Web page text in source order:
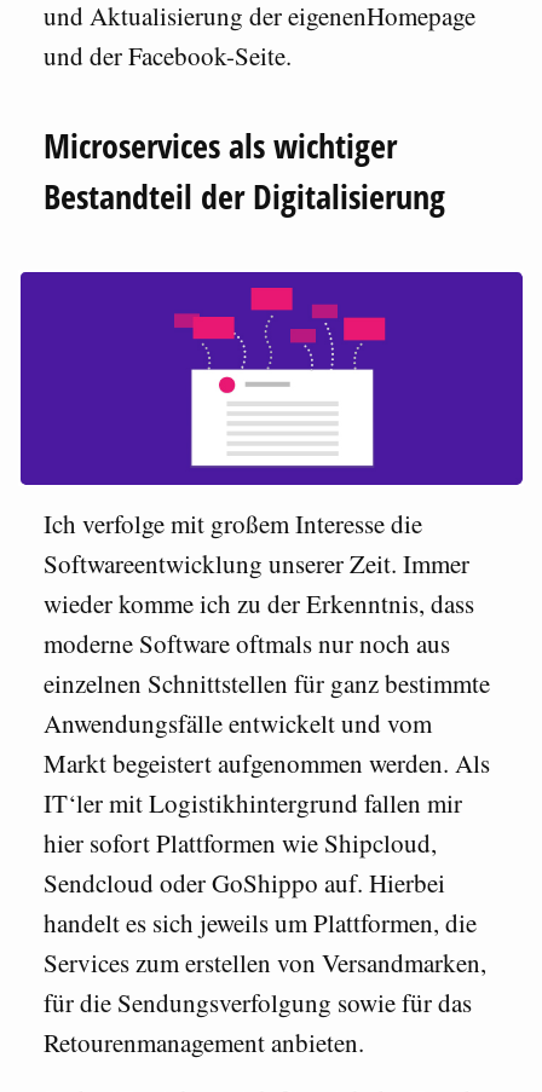
und Aktualisierung der eigenenHomepage
und der Facebook-Seite.
Microservices als wichtiger
Bestandteil der Digitalisierung
Ich verfolge mit großem Interesse die
Softwareentwicklung unserer Zeit. Immer
wieder komme ich zu der Erkenntnis, dass
moderne Software oftmals nur noch aus
einzelnen Schnittstellen für ganz bestimmte
Anwendungsfälle entwickelt und vom
Markt begeistert aufgenommen werden. Als
IT‘ler mit Logistikhintergrund fallen mir
hier sofort Plattformen wie Shipcloud,
Sendcloud oder GoShippo auf. Hierbei
handelt es sich jeweils um Plattformen, die
Services zum erstellen von Versandmarken,
für die Sendungsverfolgung sowie für das
Retourenmanagement anbieten.